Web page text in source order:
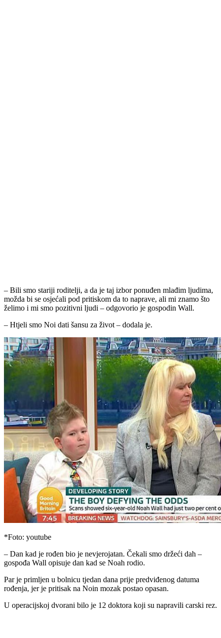
– Bili smo stariji roditelji, a da je taj izbor ponuđen mlađim ljudima,
možda bi se osjećali pod pritiskom da to naprave, ali mi znamo što
želimo i mi smo pozitivni ljudi – odgovorio je gospodin Wall.
– Htjeli smo Noi dati šansu za život – dodala je.
*Foto: youtube
– Dan kad je rođen bio je nevjerojatan. Čekali smo držeći dah –
gospođa Wall opisuje dan kad se Noah rodio.
Par je primljen u bolnicu tjedan dana prije predviđenog datuma
rođenja, jer je pritisak na Noin mozak postao opasan.
U operacijskoj dvorani bilo je 12 doktora koji su napravili carski rez.